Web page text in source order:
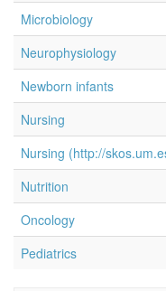
Microbiology
Neurophysiology
Newborn infants
Nursing
Nursing (http://
Nutrition
Oncology
Pediatrics